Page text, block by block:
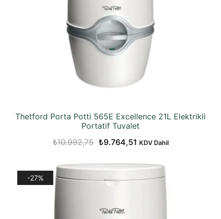
Thetford Porta Potti 565E Excellence 21L Elektrikli
Portatif Tuvalet
₺10.992,75 Orijinal
₺10.992,75.
₺9.764,51 Şu
fiyat:
₺9.764,51.
KDV Dahil
-27%